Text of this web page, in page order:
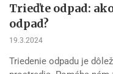
Trieďte odpad:
odpad?
19.3.2024
Triedenie odpadu je